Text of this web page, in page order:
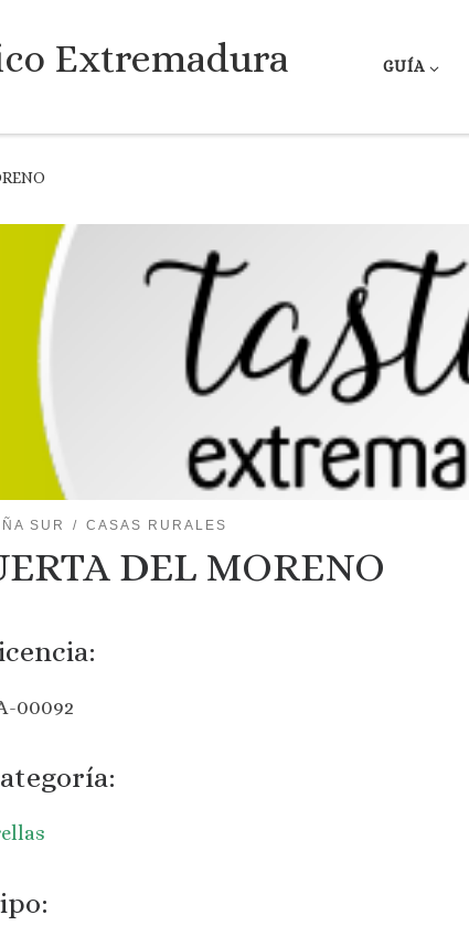
Extremadura GUÍA
SUR CASAS RURALES
DEL MORENO
00092